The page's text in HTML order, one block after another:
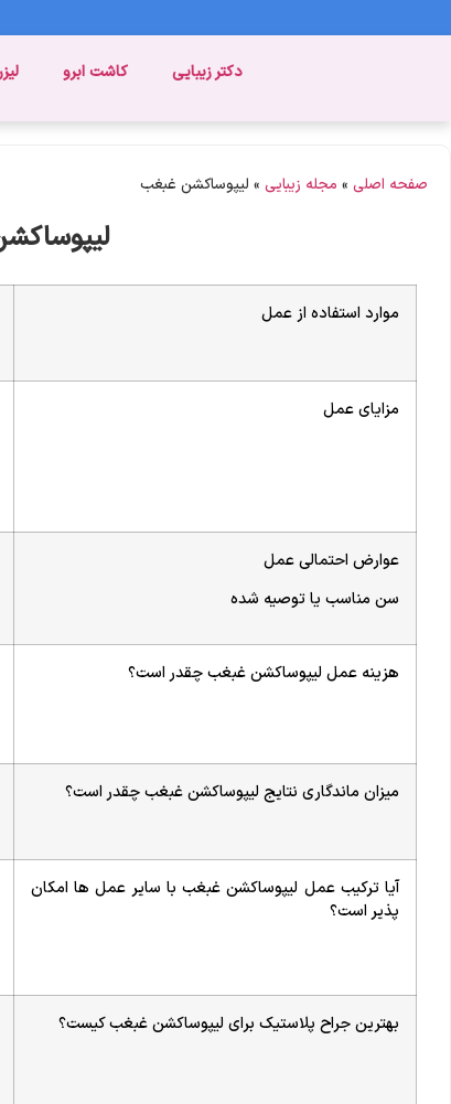
دکتر زیبایی کاشت ابرو
صفحه اصلی » مجله زیبایی » لیپوساکشن غبغب
موارد استفاده از عمل
مزایای عمل
عوارض احتمالی عمل
سن مناسب یا توصیه شده
هزینه عمل لیپوساکشن غبغب چقدر است؟
میزان ماندگاری نتایج لیپوساکشن غبغب چقدر است؟
آیا ترکیب عمل لیپوساکشن غبغب با سایر عمل ها امکان
پذیر است؟
بهترین جراح پلاستیک برای لیپوساکشن غبغب کیست؟